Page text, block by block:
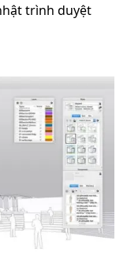
trình duyệt